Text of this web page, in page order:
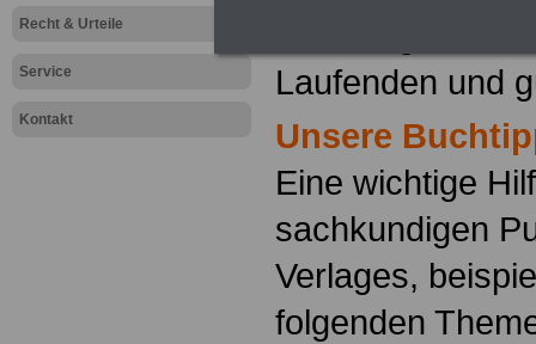
Recht & Urteile
Service
Kontakt
Laufenden und
Unsere
Eine wichtige
sachkundigen
Verlages,
folgenden